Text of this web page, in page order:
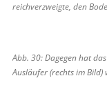
reichverzweigte, den
Abb. 30: Dagegen hat
Ausläufer (rechts im Bild)